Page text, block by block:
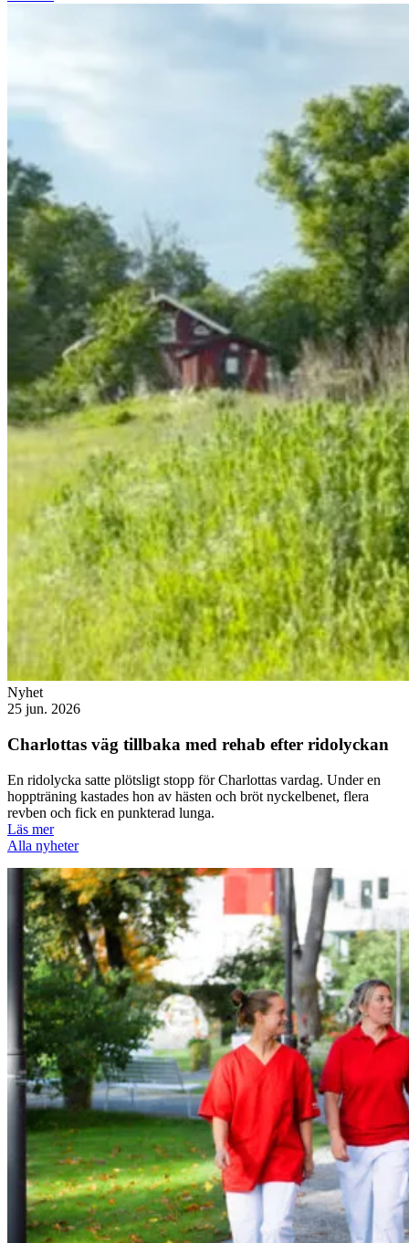
Nyhet
25 jun. 2026
Charlottas väg tillbaka med rehab efter ridolyckan
En ridolycka satte plötsligt stopp för Charlottas vardag. Under en
hoppträning kastades hon av hästen och bröt nyckelbenet, flera
revben och fick en punkterad lunga.
Läs mer
Alla nyheter